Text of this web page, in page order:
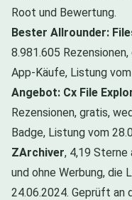
Root und Bewertung.
Bester Allrounder:
8.981.605
App-Käufe, Listung
Angebot: Cx File
Rezensionen, gratis,
Badge, Listung vom
ZArchiver, 4,19 Sterne
und ohne Werbung, die
24.06.2024. Geprüft an